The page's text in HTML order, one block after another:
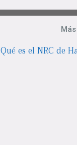
Qué es el NRC de